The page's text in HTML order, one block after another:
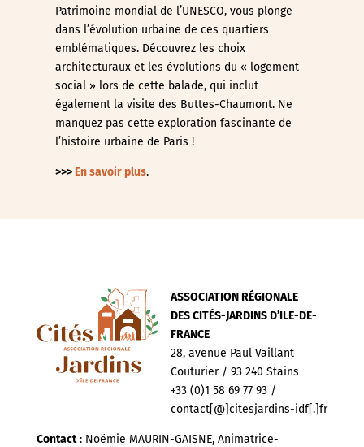
Patrimoine mondial de l’UNESCO, vous plonge
dans l’évolution urbaine de ces quartiers
emblématiques. Découvrez les choix
architecturaux et les évolutions du « logement
social » lors de cette balade, qui inclut
également la visite des Buttes-Chaumont. Ne
manquez pas cette exploration fascinante de
l’histoire urbaine de Paris !
>>> En savoir plus.
ASSOCIATION RÉGIONALE
DES CITÉS-JARDINS D’ILE-DE-
FRANCE
28, avenue Paul Vaillant
Couturier / 93 240 Stains
+33 (0)1 58 69 77 93 /
contact[@]citesjardins-idf[.]fr
Contact: Noëmie MAURIN-GAISNE, Animatrice-